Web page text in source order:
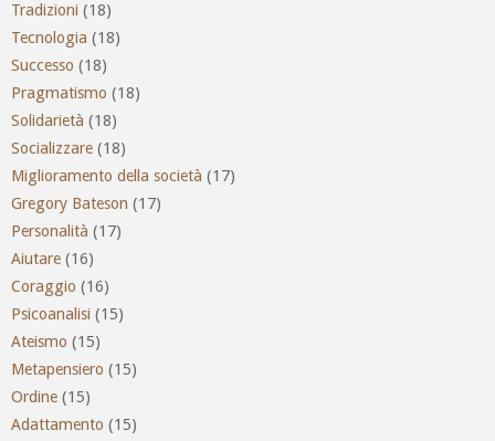
Tradizioni (18)
Tecnologia (18)
Successo (18)
Pragmatismo (18)
Solidarietà (18)
Socializzare (18)
Miglioramento della società (17)
Gregory Bateson (17)
Personalità (17)
Aiutare (16)
Coraggio (16)
Psicoanalisi (15)
Ateismo (15)
Metapensiero (15)
Ordine (15)
Adattamento (15)